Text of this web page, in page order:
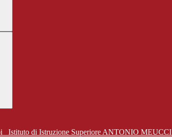
Istituto di Istruzione Superiore ANTONIO MEUCCI